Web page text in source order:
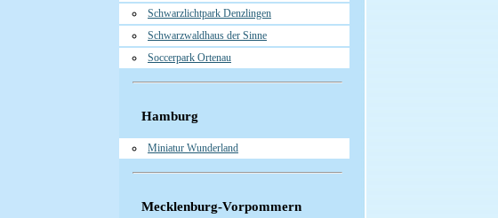
Schwarzlichtpark Denzlingen
Schwarzwaldhaus der Sinne
Soccerpark Ortenau
Hamburg
Miniatur Wunderland
Mecklenburg-Vorpommern